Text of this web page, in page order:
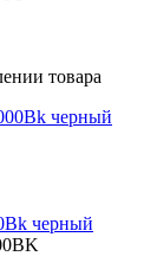
товара
черный